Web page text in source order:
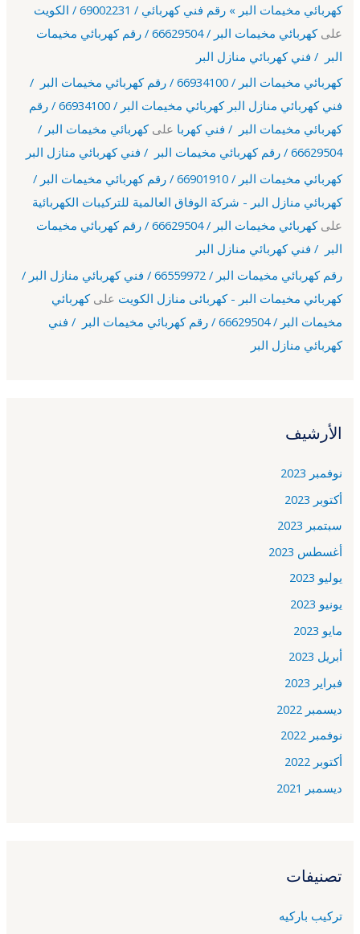
كهربائي مخيمات البر » رقم فني كهربائي / 69002231 / الكويت
على
كهربائي مخيمات البر / 66629504 / رقم كهربائي مخيمات
البر / فني كهربائي منازل البر
كهربائي مخيمات البر / 66934100 / رقم كهربائي مخيمات البر /
فني كهربائي منازل البر كهربائي مخيمات البر / 66934100 / رقم
كهربائي مخيمات البر / فني كهربا علىكهربائي مخيمات البر /
66629504 / رقم كهربائي مخيمات البر / فني كهربائي منازل البر
كهربائي مخيمات البر / 66901910 / رقم كهربائي مخيمات البر /
كهربائي منازل البر - شركة الوفاق العالمية للتركيبات الكهربائية
على
كهربائي مخيمات البر / 66629504 / رقم كهربائي مخيمات
البر / فني كهربائي منازل البر
رقم كهربائي مخيمات البر / 66559972 / فني كهربائي منازل البر /
كهربائي مخيمات البر - كهربائى منازل الكويت علىكهربائي
مخيمات البر / 66629504 / رقم كهربائي مخيمات البر / فني
كهربائي منازل البر
الأرشيف
نوفمبر 2023
أكتوبر 2023
سبتمبر 2023
أغسطس 2023
يوليو 2023
يونيو 2023
مايو 2023
أبريل 2023
فبراير 2023
ديسمبر 2022
نوفمبر 2022
أكتوبر 2022
ديسمبر 2021
تصنيفات
تركيب باركيه